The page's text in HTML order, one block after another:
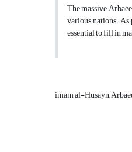
The massive
various nations.
essential to fill in
imam al-Husayn,